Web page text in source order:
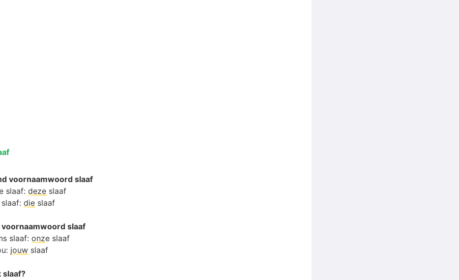
voornaamwoord slaaf
slaaf: deze slaaf
die slaaf
slaaf
slaaf: onze slaaf
jouw slaaf
slaaf?